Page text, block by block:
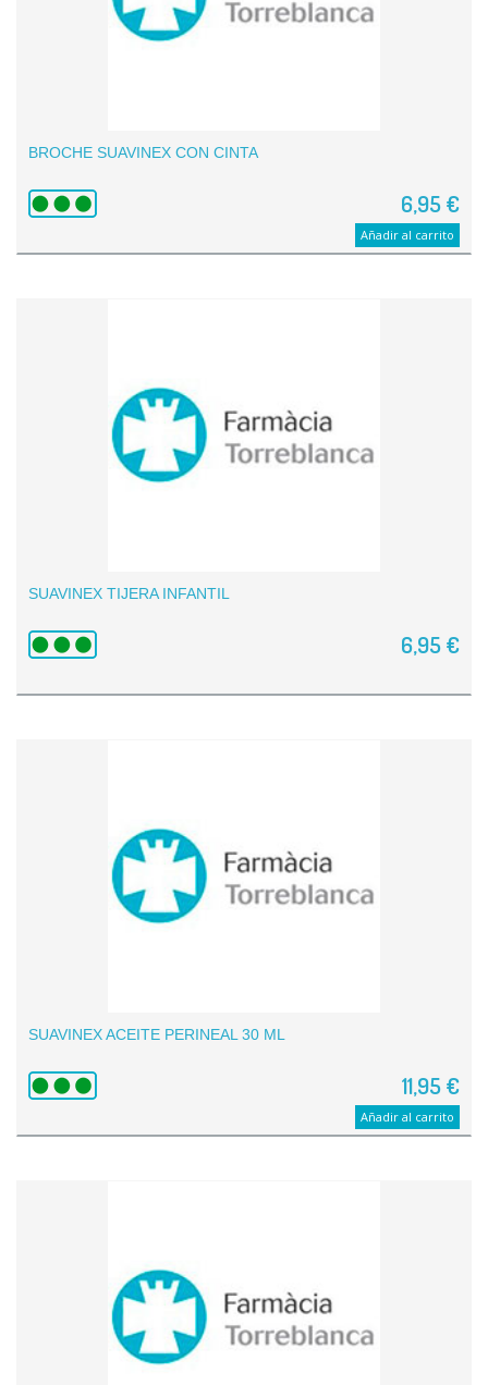
BROCHE SUAVINEX CON CINTA
6,95 €
Añadir al carrito
SUAVINEX TIJERA INFANTIL
6,95 €
SUAVINEX ACEITE PERINEAL 30 ML
11,95 €
Añadir al carrito